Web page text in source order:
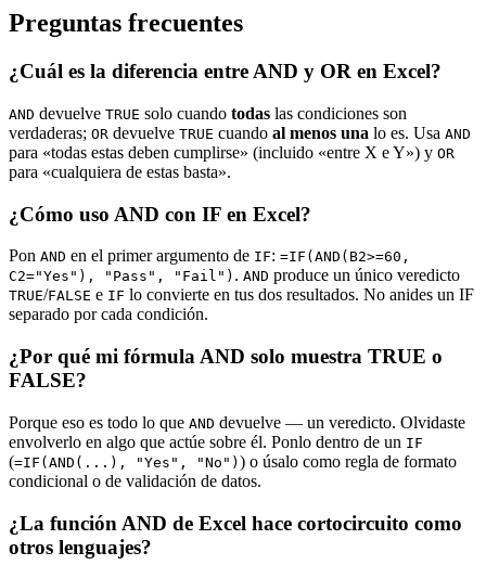
Preguntas frecuentes
¿Cuál es la diferencia entre AND y OR en Excel?
AND devuelve TRUE solo cuando todas las condiciones son
verdaderas; OR devuelve TRUE cuando al menos una lo es. Usa AND
para «todas estas deben cumplirse» (incluido «entre X e Y») y OR
para «cualquiera de estas basta».
¿Cómo uso AND con IF en Excel?
Pon AND en el primer argumento de IF: =IF(AND(B2>=60,
C2="Yes"), "Pass", "Fail") . AND produce un único veredicto
TRUE/FALSE e IF lo convierte en tus dos resultados. No anides un IF
separado por cada condición.
¿Por qué mi fórmula AND solo muestra TRUE o
FALSE?
Porque eso es todo lo que AND devuelve — un veredicto. Olvidaste
envolverlo en algo que actúe sobre él. Ponlo dentro de un IF
(=IF(AND(...), "Yes", "No") ) o úsalo como regla de formato
condicional o de validación de datos.
¿La función AND de Excel hace cortocircuito como
otros lenguajes?